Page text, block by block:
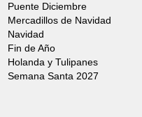
Puente Diciembre
Mercadillos de Navidad
Navidad
Fin de Año
Holanda y Tulipanes
Semana Santa 2027